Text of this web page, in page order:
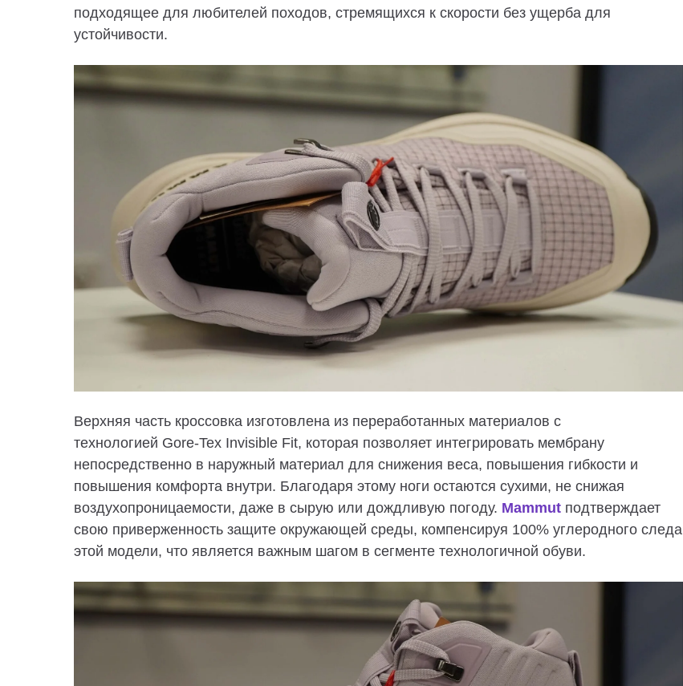
подходящее для любителей походов, стремящихся к скорости без ущерба для
устойчивости.
Верхняя часть кроссовка изготовлена ​​из переработанных материалов с
технологией Gore-Tex Invisible Fit, которая позволяет интегрировать мембрану
непосредственно в наружный материал для снижения веса, повышения гибкости и
повышения комфорта внутри. Благодаря этому ноги остаются сухими, не снижая
воздухопроницаемости, даже в сырую или дождливую погоду. Mammut подтверждает
свою приверженность защите окружающей среды, компенсируя 100% углеродного следа
этой модели, что является важным шагом в сегменте технологичной обуви.